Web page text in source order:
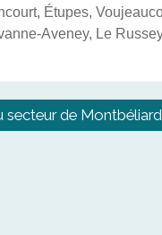
Étupes,
Aveney, Le
secteur de Montbéliard